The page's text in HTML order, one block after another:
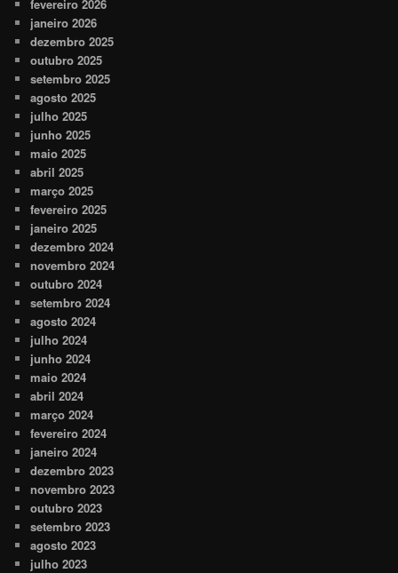
fevereiro 2026
janeiro 2026
dezembro 2025
outubro 2025
setembro 2025
agosto 2025
julho 2025
junho 2025
maio 2025
abril 2025
março 2025
fevereiro 2025
janeiro 2025
dezembro 2024
novembro 2024
outubro 2024
setembro 2024
agosto 2024
julho 2024
junho 2024
maio 2024
abril 2024
março 2024
fevereiro 2024
janeiro 2024
dezembro 2023
novembro 2023
outubro 2023
setembro 2023
agosto 2023
julho 2023